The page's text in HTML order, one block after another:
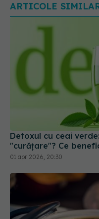
ARTICOLE
Detoxul cu ceai
"curățare"? Ce
01 apr 2026, 20:30